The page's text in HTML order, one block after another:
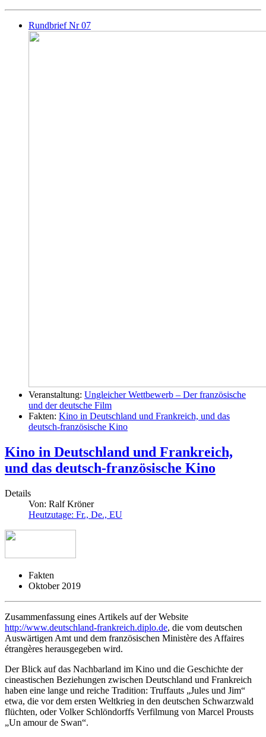
Rundbrief Nr 07
Veranstaltung: Ungleicher Wettbewerb – Der französische
und der deutsche Film
Fakten: Kino in Deutschland und Frankreich, und das
deutsch-französische Kino
Kino in Deutschland und Frankreich,
und das deutsch-französische Kino
Details
Von: Ralf Kröner
Heutzutage: Fr., De., EU
Fakten
Oktober 2019
Zusammenfassung eines Artikels auf der Website
http://www.deutschland-frankreich.diplo.de, die vom deutschen
Auswärtigen Amt und dem französischen Ministère des Affaires
étrangères herausgegeben wird.
Der Blick auf das Nachbarland im Kino und die Geschichte der
cineastischen Beziehungen zwischen Deutschland und Frankreich
haben eine lange und reiche Tradition: Truffauts „Jules und Jim“
etwa, die vor dem ersten Weltkrieg in den deutschen Schwarzwald
flüchten, oder Volker Schlöndorffs Verfilmung von Marcel Prousts
„Un amour de Swan“.